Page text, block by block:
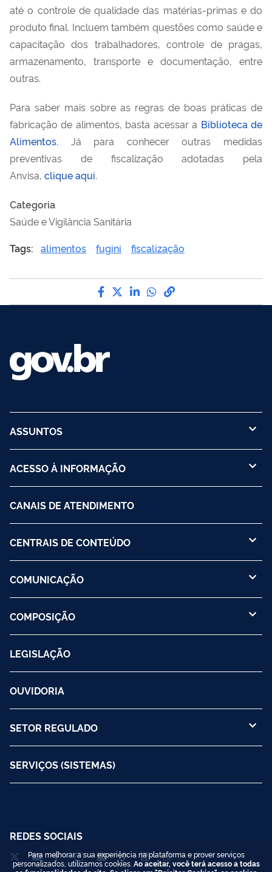
até o controle de qualidade das matérias-primas e do
produto final. Incluem também questões como saúde e
capacitação dos trabalhadores, controle de pragas,
armazenamento, transporte e documentação, entre
outras.
Para saber mais sobre as regras de boas práticas de
fabricação de alimentos, basta acessar a Biblioteca de
Alimentos. Já para conhecer outras medidas
preventivas de fiscalização adotadas pela
Anvisa, clique aqui.
Categoria
Saúde e Vigilância Sanitária
Tags: alimentos fugini fiscalização
Compartilhe por Facebook
Compartilhe por Twitter
Compartilhe por
Compartilhe por
link para Copiar
ASSUNTOS
ACESSO À INFORMAÇÃO
CANAIS DE ATENDIMENTO
CENTRAIS DE CONTEÚDO
COMUNICAÇÃO
COMPOSIÇÃO
LEGISLAÇÃO
OUVIDORIA
SETOR REGULADO
SERVIÇOS (SISTEMAS)
REDES SOCIAIS
Para melhorar a sua experiência na plataforma e prover serviços
personalizados, utilizamos cookies. Ao aceitar, você terá acesso a todas